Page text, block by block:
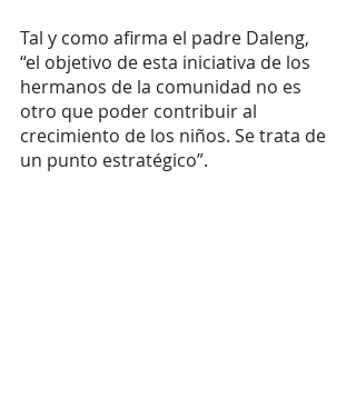
Tal y como afirma el padre Daleng,
“el objetivo de esta iniciativa de los
hermanos de la comunidad no es
otro que poder contribuir al
crecimiento de los niños. Se trata de
un punto estratégico”.